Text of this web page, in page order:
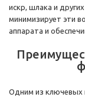
искр, шлака и
минимизирует эти
аппарата и
Одним из ключевых